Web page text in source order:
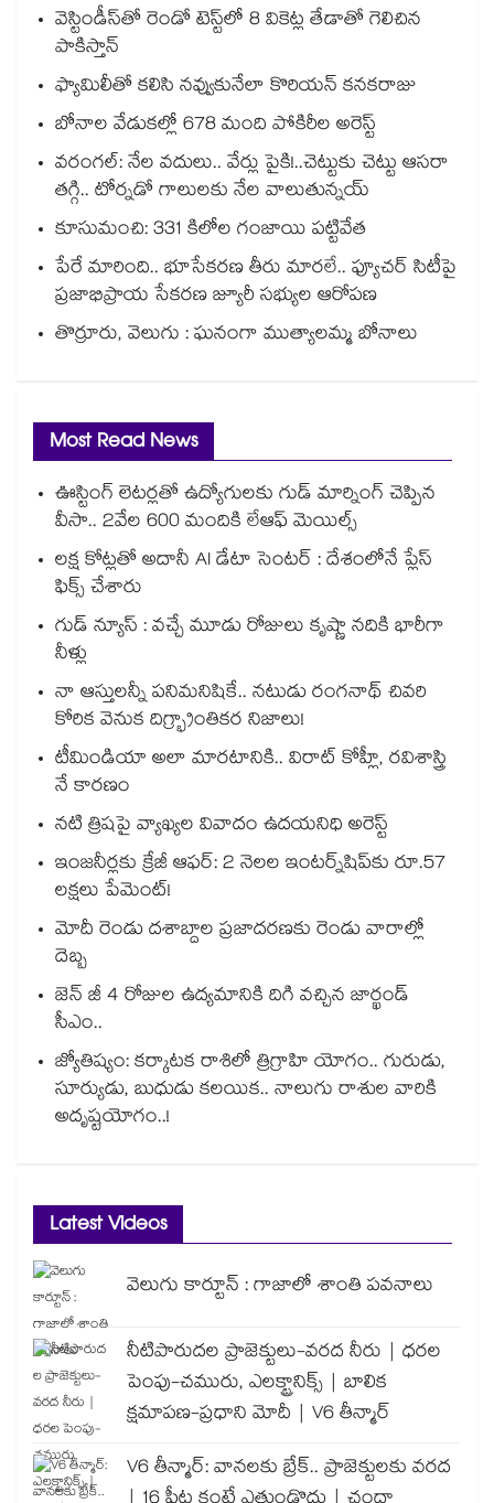
వెస్టిండీస్‌తో రెండో టెస్ట్‌లో 8 వికెట్ల తేడాతో గెలిచిన
పాకిస్తాన్
ఫ్యామిలీతో కలిసి నవ్వుకునేలా కొరియన్ కనకరాజు
బోనాల వేడుకల్లో 678 మంది పోకిరీల అరెస్ట్
వరంగల్‍: నేల వదులు.. వేర్లు పైకి!..చెట్టుకు చెట్టు ఆసరా
తగ్గి.. టోర్నడో గాలులకు నేల వాలుతున్నయ్
కూసుమంచి: 331 కిలోల గంజాయి పట్టివేత
పేరే మారింది.. భూసేకరణ తీరు మారలే.. ఫ్యూచర్ సిటీపై
ప్రజాభిప్రాయ సేకరణ జ్యూరీ సభ్యుల ఆరోపణ
తొర్రూరు, వెలుగు : ఘనంగా ముత్యాలమ్మ బోనాలు
Most Read News
ఊస్టింగ్ లెటర్లతో ఉద్యోగులకు గుడ్ మార్నింగ్ చెప్పిన
వీసా.. 2వేల 600 మందికి లేఆఫ్ మెయిల్స్
లక్ష కోట్లతో అదానీ AI డేటా సెంటర్ : దేశంలోనే ప్లేస్
ఫిక్స్ చేశారు
గుడ్ న్యూస్ : వచ్చే మూడు రోజులు కృష్ణా నదికి భారీగా
నీళ్లు
నా ఆస్తులన్నీ పనిమనిషికే.. నటుడు రంగనాథ్ చివరి
కోరిక వెనుక దిగ్భ్రాంతికర నిజాలు!
టీమిండియా అలా మారటానికి.. విరాట్ కోహ్లీ, రవిశాస్త్రి
నే కారణం
నటి త్రిషపై వ్యాఖ్యల వివాదం ఉదయనిధి అరెస్ట్
ఇంజనీర్లకు క్రేజీ ఆఫర్: 2 నెలల ఇంటర్న్‌షిప్‌కు రూ.57
లక్షలు పేమెంట్!
మోదీ రెండు దశాబ్దాల ప్రజాదరణకు రెండు వారాల్లో
దెబ్బ
జెన్ జీ 4 రోజుల ఉద్యమానికి దిగి వచ్చిన జార్ఖండ్
సీఎం..
జ్యోతిష్యం: కర్కాటక రాశిలో త్రిగ్రాహి యోగం.. గురుడు,
సూర్యుడు, బుధుడు కలయిక.. నాలుగు రాశుల వారికి
అదృష్టయోగం..!
Latest Videos
వెలుగు కార్టూన్ : గాజాలో శాంతి పవనాలు
నీటిపారుదల ప్రాజెక్టులు-వరద నీరు | ధరల
పెంపు-చమురు, ఎలక్ట్రానిక్స్ | బాలిక
క్షమాపణ-ప్రధాని మోదీ | V6 తీన్మార్
V6 తీన్మార్: వానలకు బ్రేక్.. ప్రాజెక్టులకు వరద